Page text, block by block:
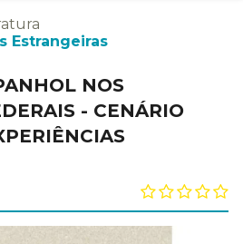
Estrangeiras
NOS
- CENÁRIO